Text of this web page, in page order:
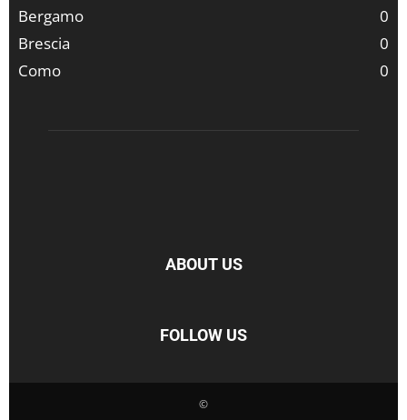
Bergamo
0
Brescia
0
Como
0
ABOUT US
FOLLOW US
©